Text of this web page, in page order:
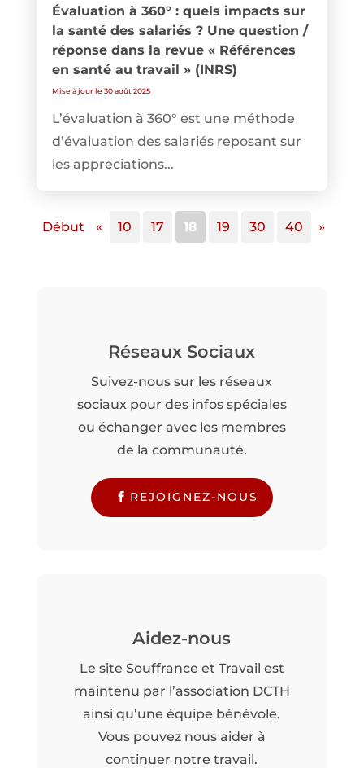
Évaluation à 360° : quels impacts sur
la santé des salariés ? Une question /
réponse dans la revue « Références
en santé au travail » (INRS)
Mise à jour le 30 août 2025
L’évaluation à 360° est une méthode
d’évaluation des salariés reposant sur
les appréciations...
Début « 10 17 18 19 30 40 »
Réseaux Sociaux
Suivez-nous sur les réseaux
sociaux pour des infos spéciales
ou échanger avec les membres
de la communauté.
REJOIGNEZ-NOUS
Aidez-nous
Le site Souffrance et Travail est
maintenu par l’association DCTH
ainsi qu’une équipe bénévole.
Vous pouvez nous aider à
continuer notre travail.